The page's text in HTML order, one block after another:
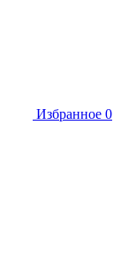
Избранное 0